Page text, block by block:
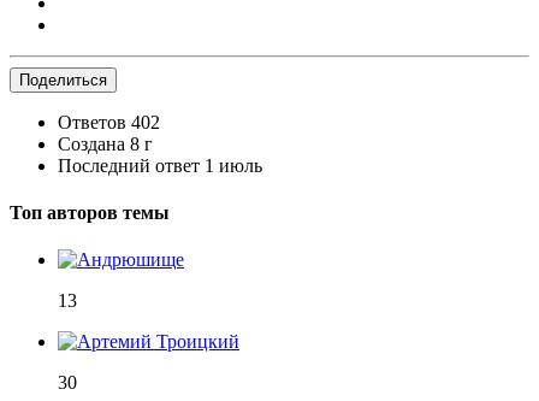
Поделиться
Ответов 402
Создана 8 г
Последний ответ 1 июль
Топ авторов темы
13
30